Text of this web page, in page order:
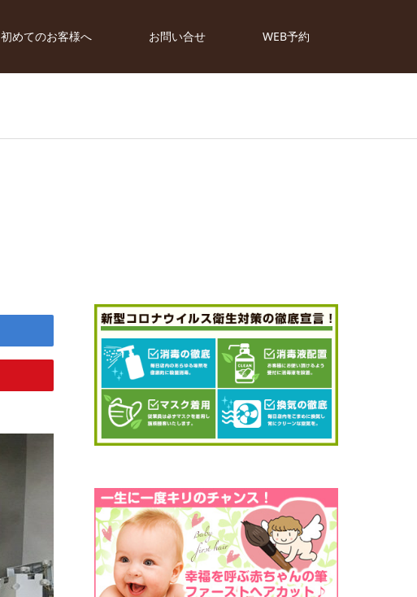
初めてのお客様へ お問い合せ WEB予約